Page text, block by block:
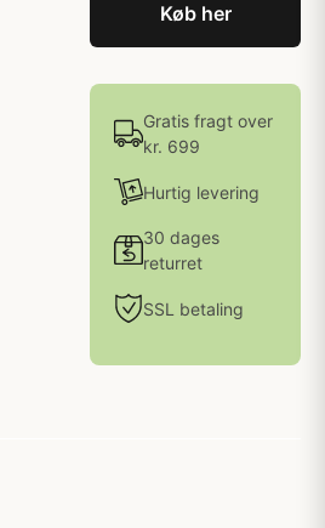
Køb her
Gratis fragt over
kr. 699
Hurtig levering
30 dages
returret
SSL betaling